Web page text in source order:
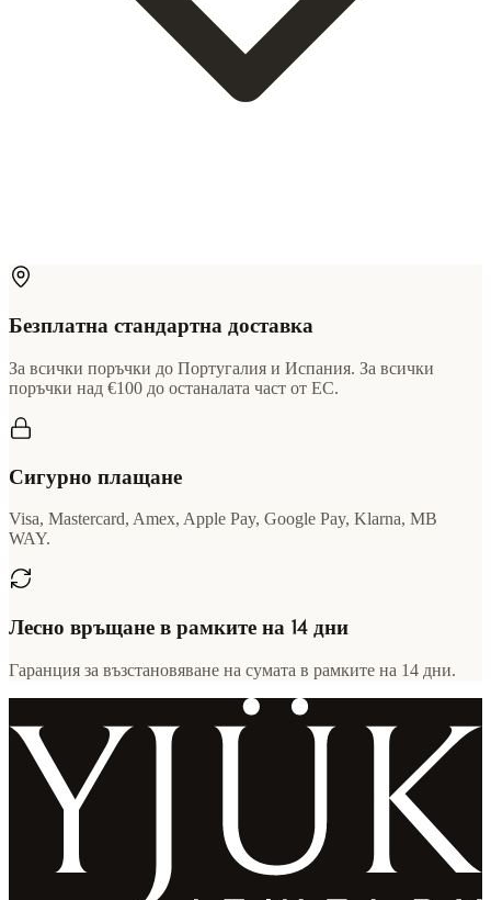
Безплатна стандартна доставка
За всички поръчки до Португалия и Испания. За всички
поръчки над €100 до останалата част от ЕС.
Сигурно плащане
Visa, Mastercard, Amex, Apple Pay, Google Pay, Klarna, MB
WAY.
Лесно връщане в рамките на 14 дни
Гаранция за възстановяване на сумата в рамките на 14 дни.